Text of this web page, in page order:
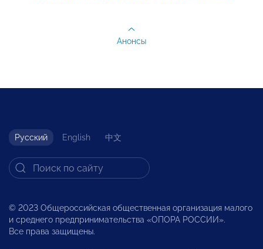
Анонсы
Русский English 中文
© 2023 Общероссийская общественная организация малого
и среднего предпринимательства «ОПОРА РОССИИ».
Все права защищены.